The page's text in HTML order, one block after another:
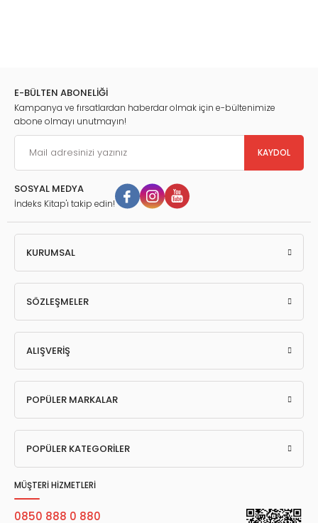
E-BÜLTEN ABONELİĞİ
Kampanya ve fırsatlardan haberdar olmak için e-bültenimize
abone olmayı unutmayın!
KAYDOL
SOSYAL MEDYA
İndeks Kitap'ı takip edin!
KURUMSAL
SÖZLEŞMELER
ALIŞVERİŞ
POPÜLER MARKALAR
POPÜLER KATEGORİLER
MÜŞTERİ HİZMETLERİ
0850 888 0 880